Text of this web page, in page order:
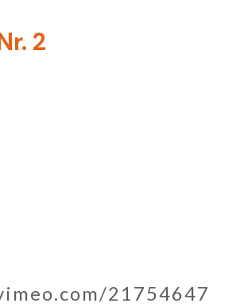
2
21754647